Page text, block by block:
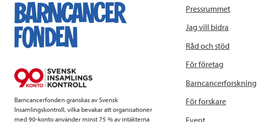
Barncancerfonden granskas av Svensk
Insamlingskontroll, vilka bevakar att organisationer
med 90-konto använder minst 75 % av intäkterna
Pressrummet
Jag vill bidra
Råd och stöd
För företag
Barncancerforskning
För forskare
Event